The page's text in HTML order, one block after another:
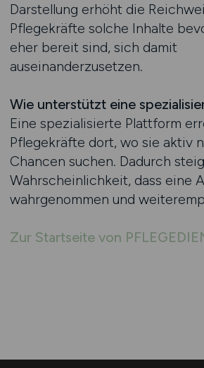
Darstellung erhöht die
Pflegekräfte solche Inhalte
eher bereit sind, sich damit
auseinanderzusetzen.
Wie unterstützt eine
Eine spezialisierte Plattform
Pflegekräfte dort, wo sie aktiv
Chancen suchen. Dadurch
Wahrscheinlichkeit, dass eine
wahrgenommen und
Zur Startseite von